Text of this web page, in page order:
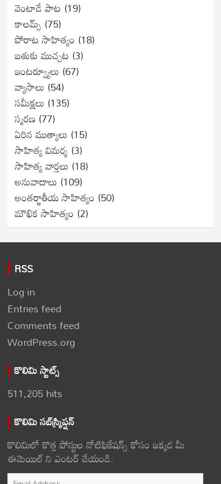
వెంటాడే పాట (19)
కాలమ్స్ (75)
పోరాట సాహిత్యం (18)
బతుకు ముచ్చట (3)
ఇంటర్వ్యూలు (67)
వ్యాసాలు (54)
సమీక్షలు (135)
స్మరణ (77)
ఏరిన ముత్యాలు (15)
సాహిత్య విమర్శ (3)
సాహిత్య వార్తలు (18)
అనువాదాలు (109)
అంతర్జాతీయ సాహిత్యం (50)
మౌఖిక సాహిత్యం (2)
RSS
Log in
Entries feed
Comments feed
WordPress.org
కొలిమి స్టాట్స్
511,205 hits
కొలిమి సబ్‌స్క్రిప్షన్
కొలిమిలో కొత్త పోస్టుల నోటిఫికేషన్స్ కోసం ఇక్కడ మీ
ఈమెయిల్ ని ఎంటర్ చేయండి.
Email